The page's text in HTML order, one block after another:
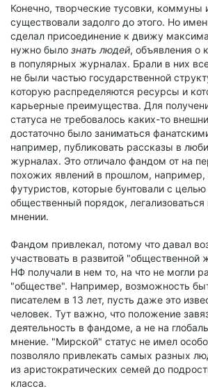
Конечно, творческие тусовки, коммуны
существовали задолго до этого. Но
сделал присоединение к движу
нужно было знать людей, объявления о
в популярных журналах. Брали в них
не были частью государственной
которую распределяются ресурсы и
карьерные преимущества. Для
статуса не требовалось каких-то
достаточно было заниматься
например, публиковать рассказы в
журналах. Это отличало фандом от на
похожих явлений в прошлом, например,
футуристов, которые бунтовали с целью
общественный порядок,
мнении.
Фандом привлекал, потому что давал
участвовать в развитой "общественной
НФ получали в нем то, на что не могли
"обществе". Например, возможность
писателем в 13 лет, пусть даже это
человек. Тут важно, что положение
деятельность в фандоме, а не на
мнение. "Мирской" статус не имел
позволяло привлекать самых разных
из аристократических семей до
класса.